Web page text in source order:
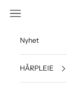
Åpne
Nyhet
HÅRPLEIE